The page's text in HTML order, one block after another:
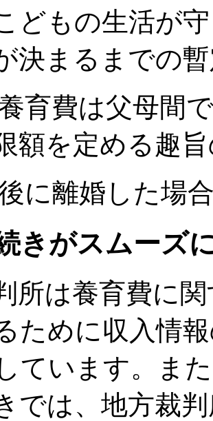
どもの生活が
決まるまでの
育費は父母間
額を定める趣
に離婚した場
きがスムーズ
所は養育費に
ために収入情
ています。ま
では、地方裁